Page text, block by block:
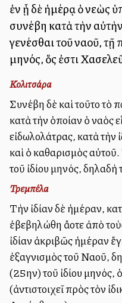
ἐν ᾗ δὲ ἡμέρᾳ ὁ νεὼς
συνέβη κατὰ τὴν
γενέσθαι τοῦ ναοῦ, τῇ
μηνός, ὅς ἐστι
Κολιτσάρα
Συνέβη δὲ καὶ τοῦτο τὸ
κατὰ τὴν ὁποίαν ὁ ναὸς
εἰδωλολάτρας, κατὰ τὴν
καὶ ὁ καθαρισμὸς
τοῦ ἰδίου μηνός,
Τρεμπέλα
Τὴν ἰδίαν δὲ ἡμέραν,
ἐβεβηλώθη ἄλλοτε ἀπὸ
ἰδίαν ἀκριβῶς ἡμέραν
ἐξαγνισμὸς τοῦ Ναοῦ,
(25ην) τοῦ ἰδίου μηνός,
(ἀντιστοιχεῖ πρὸς τὸν